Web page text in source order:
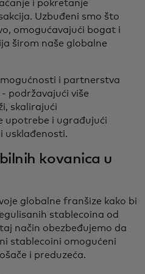
i pokretanje
Uzbuđeni smo što
omogućavajući bogat i
širom naše globalne
i partnerstva
podržavajući više
skalirajući
upotrebe i ugrađujući
usklađenosti.
kovanica u
globalne franšize kako bi
stablecoina od
način obezbeđujemo da
stablecoini omogućeni
i preduzeća.